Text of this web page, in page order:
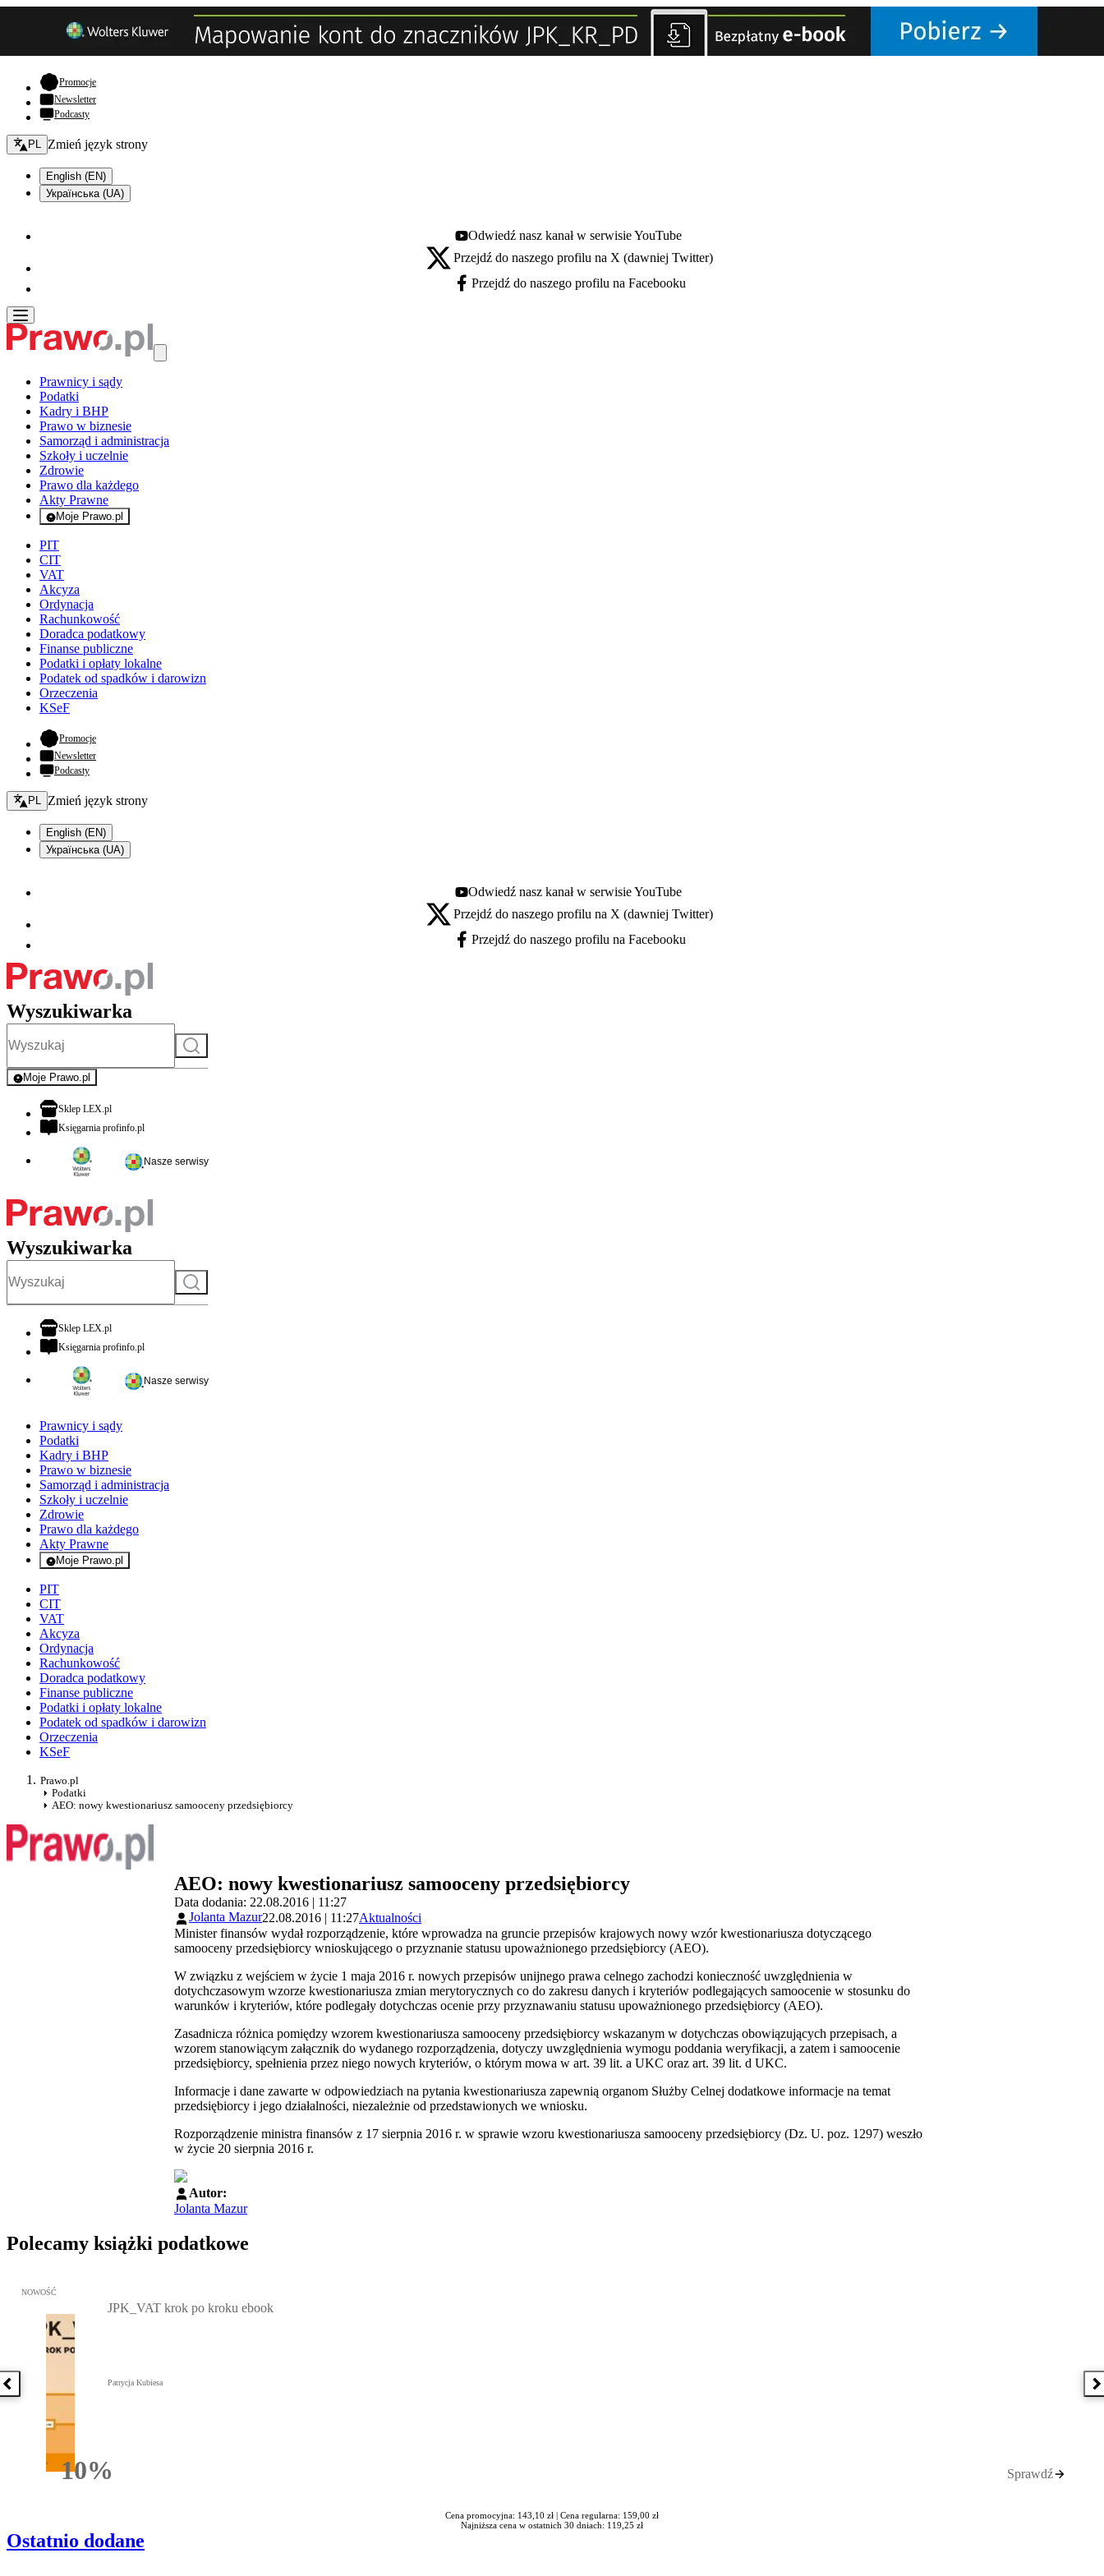
Promocje- otwiera się w nowej karcie
Newsletter
Podcasty
Zmień język - bieżący:
PL Zmień język strony
English (EN)
Українська (UA)
Youtube - otwiera się w nowej karcie
Odwiedź nasz kanał w serwisie YouTube
X - otwiera się w nowej karcie
Przejdź do naszego profilu na X (dawniej Twitter)
Facebook - otwiera się w nowej karcie
Przejdź do naszego profilu na Facebooku
Prawnicy i sądy
Podatki
Kadry i BHP
Prawo w biznesie
Samorząd i administracja
Szkoły i uczelnie
Zdrowie
Prawo dla każdego
Akty Prawne
Moje Prawo.pl
- rejestracja i logowanie do serwisu
PIT
CIT
VAT
Akcyza
Ordynacja
Rachunkowość
Doradca podatkowy
Finanse publiczne
Podatki i opłaty lokalne
Podatek od spadków i darowizn
Orzeczenia
KSeF
Promocje- otwiera się w nowej karcie
Newsletter
Podcasty
Zmień język - bieżący:
PL Zmień język strony
English (EN)
Українська (UA)
Youtube - otwiera się w nowej karcie
Odwiedź nasz kanał w serwisie YouTube
X - otwiera się w nowej karcie
Przejdź do naszego profilu na X (dawniej Twitter)
Facebook - otwiera się w nowej karcie
Przejdź do naszego profilu na Facebooku
Wyszukiwarka
Szukaj
Moje Prawo.pl
- rejestracja i logowanie do serwisu
Sklep LEX.plotwiera się w nowej karcie
Księgarnia profinfo.plotwiera się w nowej karcie
Nasze serwisy
Wyszukiwarka
Szukaj
Sklep LEX.plotwiera się w nowej karcie
Księgarnia profinfo.plotwiera się w nowej karcie
Nasze serwisy
Prawnicy i sądy
Podatki
Kadry i BHP
Prawo w biznesie
Samorząd i administracja
Szkoły i uczelnie
Zdrowie
Prawo dla każdego
Akty Prawne
Moje Prawo.pl
- rejestracja i logowanie do serwisu
PIT
CIT
VAT
Akcyza
Ordynacja
Rachunkowość
Doradca podatkowy
Finanse publiczne
Podatki i opłaty lokalne
Podatek od spadków i darowizn
Orzeczenia
KSeF
Prawo.pl
Podatki
AEO: nowy kwestionariusz samooceny przedsiębiorcy
AEO: nowy kwestionariusz samooceny przedsiębiorcy
Data dodania: 22.08.2016 | 11:27
Jolanta Mazur22.08.2016 | 11:27Aktualności
Minister finansów wydał rozporządzenie, które wprowadza na gruncie przepisów krajowych nowy wzór kwestionariusza dotyczącego
samooceny przedsiębiorcy wnioskującego o przyznanie statusu upoważnionego przedsiębiorcy (AEO).
W związku z wejściem w życie 1 maja 2016 r. nowych przepisów unijnego prawa celnego zachodzi konieczność uwzględnienia w
dotychczasowym wzorze kwestionariusza zmian merytorycznych co do zakresu danych i kryteriów podlegających samoocenie w stosunku do
warunków i kryteriów, które podlegały dotychczas ocenie przy przyznawaniu statusu upoważnionego przedsiębiorcy (AEO).
Zasadnicza różnica pomiędzy wzorem kwestionariusza samooceny przedsiębiorcy wskazanym w dotychczas obowiązujących przepisach, a
wzorem stanowiącym załącznik do wydanego rozporządzenia, dotyczy uwzględnienia wymogu poddania weryfikacji, a zatem i samoocenie
przedsiębiorcy, spełnienia przez niego nowych kryteriów, o którym mowa w art. 39 lit. a UKC oraz art. 39 lit. d UKC.
Informacje i dane zawarte w odpowiedziach na pytania kwestionariusza zapewnią organom Służby Celnej dodatkowe informacje na temat
przedsiębiorcy i jego działalności, niezależnie od przedstawionych we wniosku.
Rozporządzenie ministra finansów z 17 sierpnia 2016 r. w sprawie wzoru kwestionariusza samooceny przedsiębiorcy (Dz. U. poz. 1297) weszło
w życie 20 sierpnia 2016 r.
Autor:
Jolanta Mazur
Polecamy książki podatkowe
Poprzednia książka
Przejdź do: JPK_VAT krok po kroku ebook, Patrycja Kubiesa - otwiera się w nowym oknie
NOWOŚĆ
10%Rabatu
JPK_VAT krok po kroku ebook
Patrycja Kubiesa
Sprawdź
Cena promocyjna: 143,10 zł | Cena regularna: 159,00 zł
Najniższa cena w ostatnich 30 dniach: 119,25 zł
Ostatnio dodane